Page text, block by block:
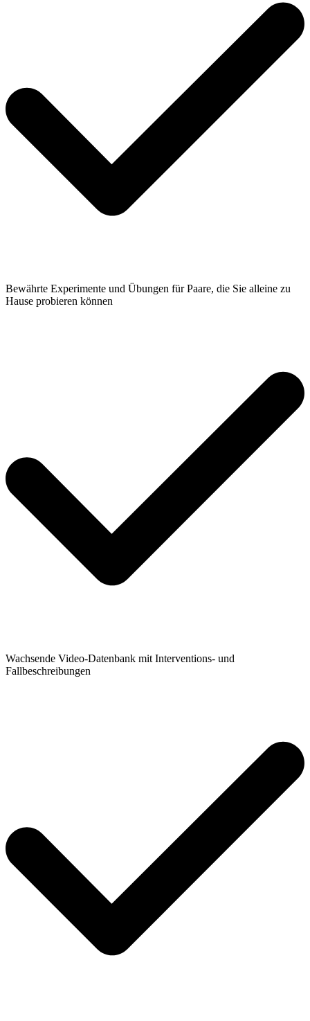
Bewährte Experimente und Übungen für Paare, die Sie alleine zu
Hause probieren können
Wachsende Video-Datenbank mit Interventions- und
Fallbeschreibungen